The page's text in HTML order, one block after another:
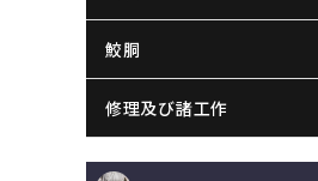
鮫胴
修理及び諸工作